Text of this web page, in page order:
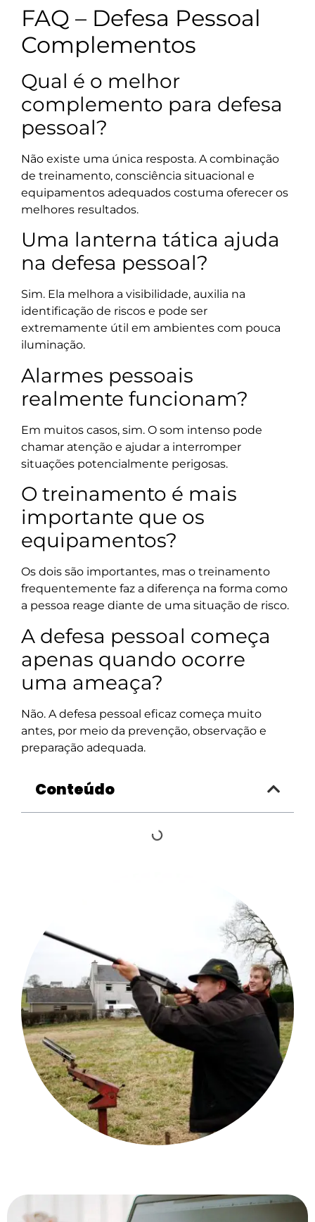
FAQ – Defesa Pessoal
Complementos
Qual é o melhor
complemento para defesa
pessoal?
Não existe uma única resposta. A combinação
de treinamento, consciência situacional e
equipamentos adequados costuma oferecer os
melhores resultados.
Uma lanterna tática ajuda
na defesa pessoal?
Sim. Ela melhora a visibilidade, auxilia na
identificação de riscos e pode ser
extremamente útil em ambientes com pouca
iluminação.
Alarmes pessoais
realmente funcionam?
Em muitos casos, sim. O som intenso pode
chamar atenção e ajudar a interromper
situações potencialmente perigosas.
O treinamento é mais
importante que os
equipamentos?
Os dois são importantes, mas o treinamento
frequentemente faz a diferença na forma como
a pessoa reage diante de uma situação de risco.
A defesa pessoal começa
apenas quando ocorre
uma ameaça?
Não. A defesa pessoal eficaz começa muito
antes, por meio da prevenção, observação e
preparação adequada.
Conteúdo